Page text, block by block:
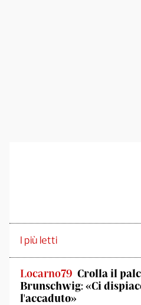
I più letti
Locarno79 Crolla il
Brunschwig: «Ci
l'accaduto»